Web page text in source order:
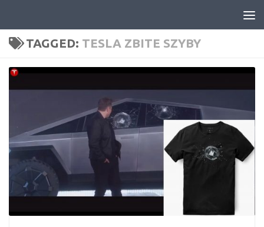
TAGGED: TESLA ZBITE SZYBY